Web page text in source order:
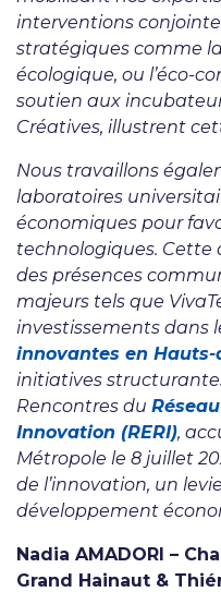
interventions
stratégiques comme
écologique, ou l’éco-
soutien aux
Créatives, illustrent
Nous travaillons
laboratoires
économiques pour
technologiques.
des présences
majeurs tels que
investissements dans
innovantes en Hauts-
initiatives
Rencontres du
Innovation (RERI),
Métropole le 8 juillet
de l’innovation, un
développement
Nadia AMADORI –
Grand Hainaut &